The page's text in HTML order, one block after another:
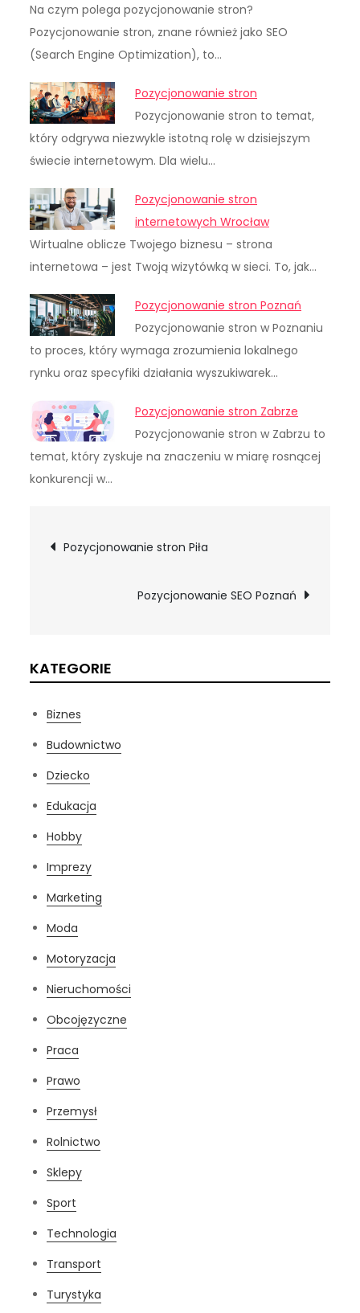
Na czym polega pozycjonowanie stron?
Pozycjonowanie stron, znane również jako SEO
(Search Engine Optimization), to…
Pozycjonowanie stron
Pozycjonowanie stron to temat,
który odgrywa niezwykle istotną rolę w dzisiejszym
świecie internetowym. Dla wielu…
Pozycjonowanie stron
internetowych Wrocław
Wirtualne oblicze Twojego biznesu – strona
internetowa – jest Twoją wizytówką w sieci. To, jak…
Pozycjonowanie stron Poznań
Pozycjonowanie stron w Poznaniu
to proces, który wymaga zrozumienia lokalnego
rynku oraz specyfiki działania wyszukiwarek…
Pozycjonowanie stron Zabrze
Pozycjonowanie stron w Zabrzu to
temat, który zyskuje na znaczeniu w miarę rosnącej
konkurencji w…
Nawigacja
wpisu
Pozycjonowanie stron Piła
Pozycjonowanie SEO Poznań
KATEGORIE
Biznes
Budownictwo
Dziecko
Edukacja
Hobby
Imprezy
Marketing
Moda
Motoryzacja
Nieruchomości
Obcojęzyczne
Praca
Prawo
Przemysł
Rolnictwo
Sklepy
Sport
Technologia
Transport
Turystyka